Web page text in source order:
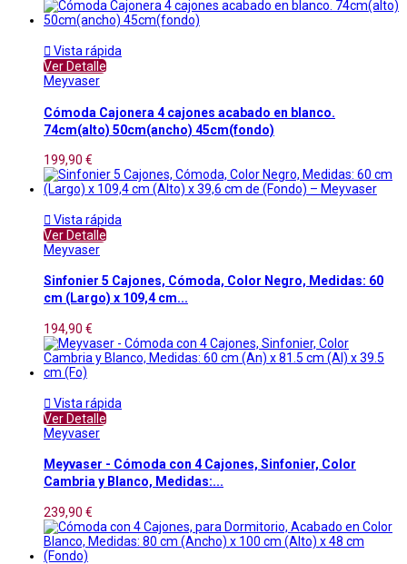
 Vista rápida
Ver Detalle
Meyvaser
Cómoda Cajonera 4 cajones acabado en blanco.
74cm(alto) 50cm(ancho) 45cm(fondo)
199,90 €
 Vista rápida
Ver Detalle
Meyvaser
Sinfonier 5 Cajones, Cómoda, Color Negro, Medidas: 60
cm (Largo) x 109,4 cm...
194,90 €
 Vista rápida
Ver Detalle
Meyvaser
Meyvaser - Cómoda con 4 Cajones, Sinfonier, Color
Cambria y Blanco, Medidas:...
239,90 €